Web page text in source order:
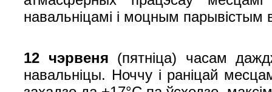
навальніцамі і моцным парывістым
12 чэрвеня (пятніца) часам
навальніцы. Ноччу і раніцай